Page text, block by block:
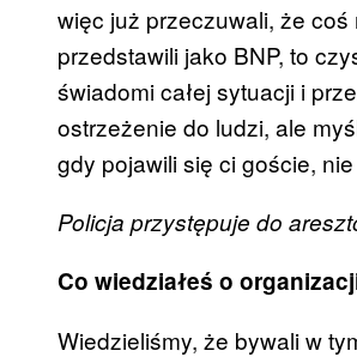
więc już przeczuwali, że
przedstawili jako BNP, to
świadomi całej sytuacji i
ostrzeżenie do ludzi, ale
gdy pojawili się ci goście,
Policja przystępuje do
Co wiedziałeś o
Wiedzieliśmy, że bywali w